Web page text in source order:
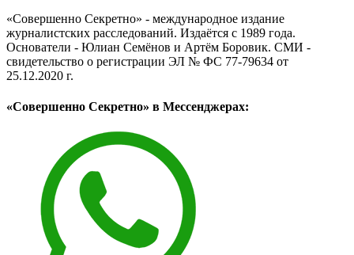
«Совершенно Секретно» - международное издание
журналистских расследований. Издаётся с 1989 года.
Основатели - Юлиан Семёнов и Артём Боровик. CМИ -
свидетельство о регистрации ЭЛ № ФС 77-79634 от
25.12.2020 г.
«Совершенно Секретно» в Мессенджерах: